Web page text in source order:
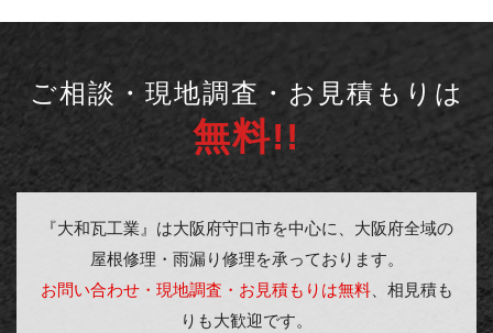
ご相談・現地調査・お見積もりは
無料!!
『大和瓦工業』は大阪府守口市を中心に、大阪府全域の
屋根修理・雨漏り修理を承っております。
お問い合わせ・現地調査・お見積もりは無料、相見積も
りも大歓迎です。